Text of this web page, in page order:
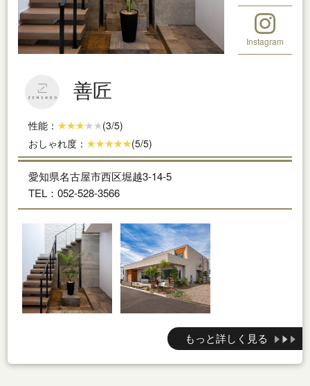
Instagram
善匠
性能：
(3/5)
おしゃれ度：
(5/5)
愛知県名古屋市西区堀越3-14-5
TEL：052-528-3566
もっと詳しく見る